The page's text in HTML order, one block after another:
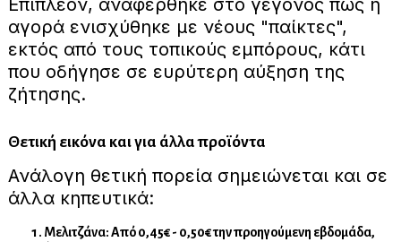
αγορά ενισχύθηκε με νέους "παίκτες",
εκτός από τους τοπικούς εμπόρους, κάτι
που οδήγησε σε ευρύτερη αύξηση της
ζήτησης.
Θετική εικόνα και για άλλα προϊόντα
Ανάλογη θετική πορεία σημειώνεται και σε
άλλα κηπευτικά:
Μελιτζάνα: Από 0,45€ - 0,50€ την προηγούμενη εβδομάδα,